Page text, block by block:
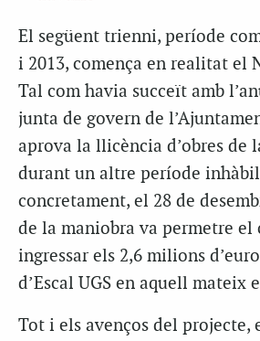
El següent trienni, període
i 2013, comença en realitat el
Tal com havia succeït amb
junta de govern de
aprova la llicència d’obres de
durant un altre període
concretament, el 28 de
de la maniobra va permetre el
ingressar els 2,6 milions
d’Escal UGS en aquell mateix
Tot i els avenços del projecte,